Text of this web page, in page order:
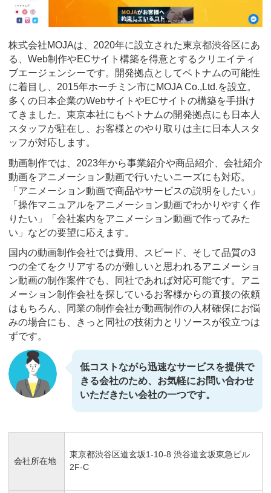
株式会社MOJAは、2020年に設立された東京都渋谷区にあ
る、Web制作やECサイト構築を得意とするクリエイティ
ブエージェンシーです。開発拠点としてベトナムの可能性
に着目し、2015年ホーチミン市にMOJA Co.,Ltd.を設立。
多くの日本企業のWebサイトやECサイトの構築を手掛け
てきました。東京本社にもベトナムの開発拠点にも日本人
スタッフが駐在し、お客様とのやり取りは主に日本人スタ
ッフが対応します。
動画制作では、2023年から事業紹介や商品紹介、会社紹介
動画をアニメーション動画で行いたいニーズにも対応。
「アニメーション動画で商品やサービスの説明をしたい」
「操作マニュアルをアニメーション動画でわかりやすく作
りたい」「会社案内をアニメーション動画で作ってみた
い」などの要望に応えます。
国内の動画制作会社では費用、スピード、そして品質の3
つの全てをクリアするのが難しいと思われるアニメーショ
ン動画の制作案件でも、同社であれば対応可能です。アニ
メーション制作会社を探しているお客様からの直接の依頼
はもちろん、同業の制作会社が動画制作の人材確保にお悩
みの場合にも、きっと同社の技術力とリソースが役立つは
ずです。
低コストながら迅速なサービスを提供で
きる会社のため、お気軽にお問い合わせ
いただきたい会社の一つです。
会社所在地
東京都渋谷区道玄坂1-10-8 渋谷道玄坂東急ビル
2F-C